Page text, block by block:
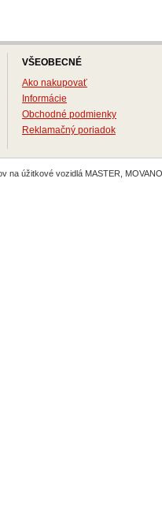
VŠEOBECNÉ
Ako nakupovať
Informácie
Obchodné podmienky
Reklamačný poriadok
na úžitkové vozidlá MASTER,